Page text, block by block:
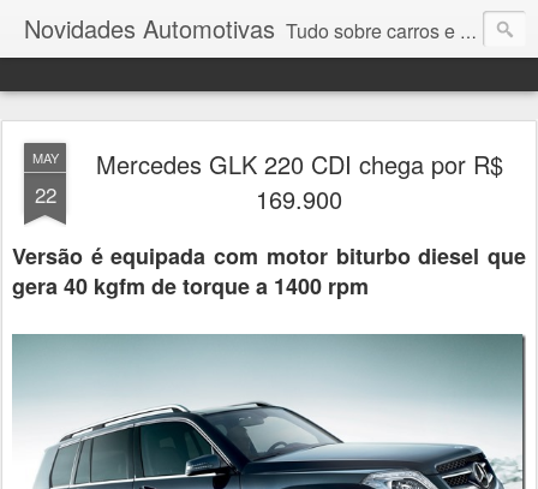
Novidades Automotivas Tudo sobre carros e motores
MAY
22
Mercedes GLK 220 CDI chega por R$
169.900
Versão é equipada com motor biturbo diesel que
gera 40 kgfm de torque a 1400 rpm